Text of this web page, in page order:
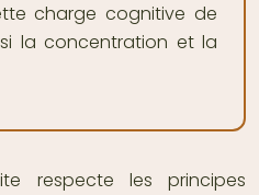
charge cognitive de
la concentration et la
respecte les principes